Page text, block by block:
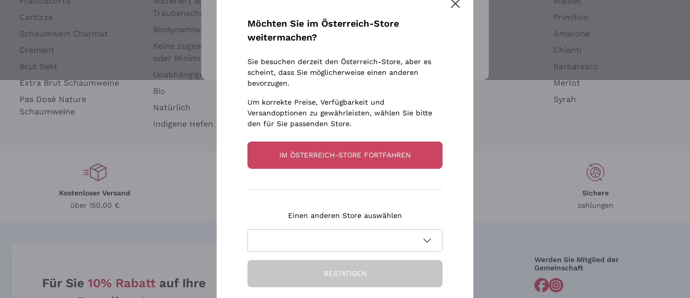
Cartizze
Schaumwein Charmat
Cremant
Brut Sekt
Extra Brut Schaumweine
Pas Dosè Nature
Schaumweine
Traubenschalen
Biodynamisch
Keine zugesetzten Sulfite
oder Minimum
Unabhängige Weinbauern
Bio
Natürlich
Indigene Hefen
Occhipinti Arianna
Biondi Santi
Argiolas
Zenato
Ca' dei Frati
Chardonnay
Primitivo
Amarone
Chianti
Barbaresco
Merlot
Syrah
Kostenloser Versand
über 150,00 €
Sichere
zahlungen
Für Sie 10% Rabatt auf Ihre
Die Firma Brauchen Sie Hilfe?
Werden Sie Mitglied der
Gemeinschaft
Weitere Informationen finden Sie in unserem Datenschutz-Bestimmungen
Möchten Sie im Österreich-Store
weitermachen?
Sie besuchen derzeit den Österreich-Store, aber es
scheint, dass Sie möglicherweise einen anderen
bevorzugen.
Um korrekte Preise, Verfügbarkeit und
Versandoptionen zu gewährleisten, wählen Sie bitte
den für Sie passenden Store.
IM ÖSTERREICH-STORE FORTFAHREN
Einen anderen Store auswählen
BESTÄTIGEN